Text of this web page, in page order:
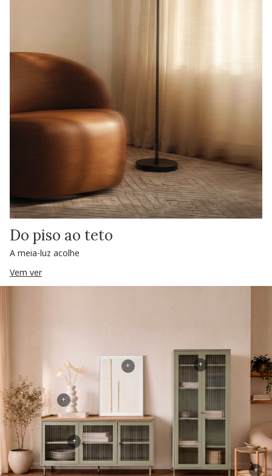
Do piso ao teto
A meia-luz acolhe
Vem ver
+
+
+
+
+